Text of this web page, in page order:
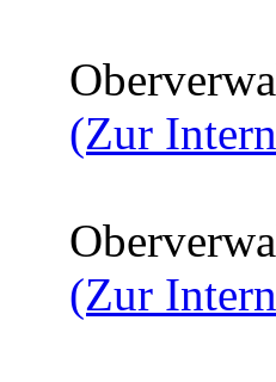
(Zur
(Zur